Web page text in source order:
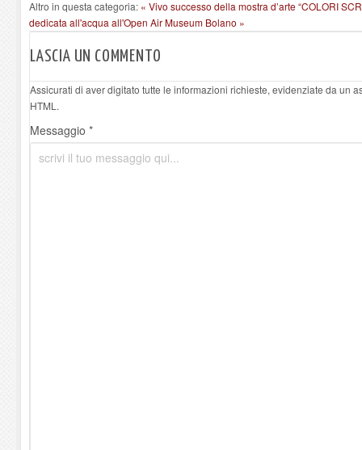
Altro in questa categoria: « Vivo successo della mostra d’arte “COLORI
dedicata all'acqua all'Open Air Museum Bolano »
LASCIA UN COMMENTO
Assicurati di aver digitato tutte le informazioni richieste, evidenziate da un
HTML.
Messaggio *